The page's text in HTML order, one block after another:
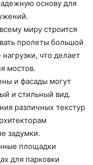
основу для
миру строится
пролеты большой
что делает
мостов.
и фасады могут
и стильный вид.
различных текстур
задумки.
площадки
для парковки